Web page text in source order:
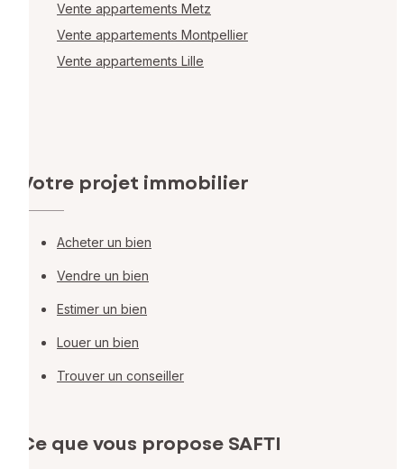
Vente appartements Metz
Vente appartements Montpellier
Vente appartements Lille
Votre projet immobilier
Acheter un bien
Vendre un bien
Estimer un bien
Louer un bien
Trouver un conseiller
Ce que vous propose SAFTI